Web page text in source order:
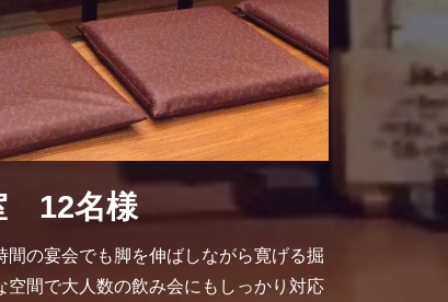
12名様
間の宴会でも脚を伸ばしながら寛げる掘
空間で大人数の飲み会にもしっかり対応